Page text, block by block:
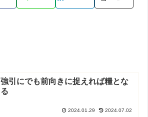
強引にでも前向きに捉えれば糧とな
る
2024.01.29 2024.07.02